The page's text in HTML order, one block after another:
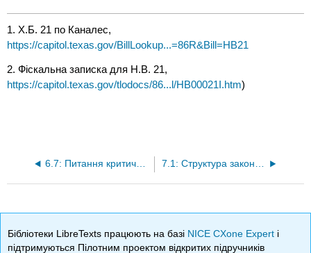
1. Х.Б. 21 по Каналес,
https://capitol.texas.gov/BillLookup...=86R&Bill=HB21
2. Фіскальна записка для H.B. 21,
https://capitol.texas.gov/tlodocs/86...l/HB00021I.htm)
6.7: Питання критичного мислення 7.1: Структура законодавчого органу Техасу
Бібліотеки LibreTexts працюють на базі NICE CXone Expert і
підтримуються Пілотним проектом відкритих підручників